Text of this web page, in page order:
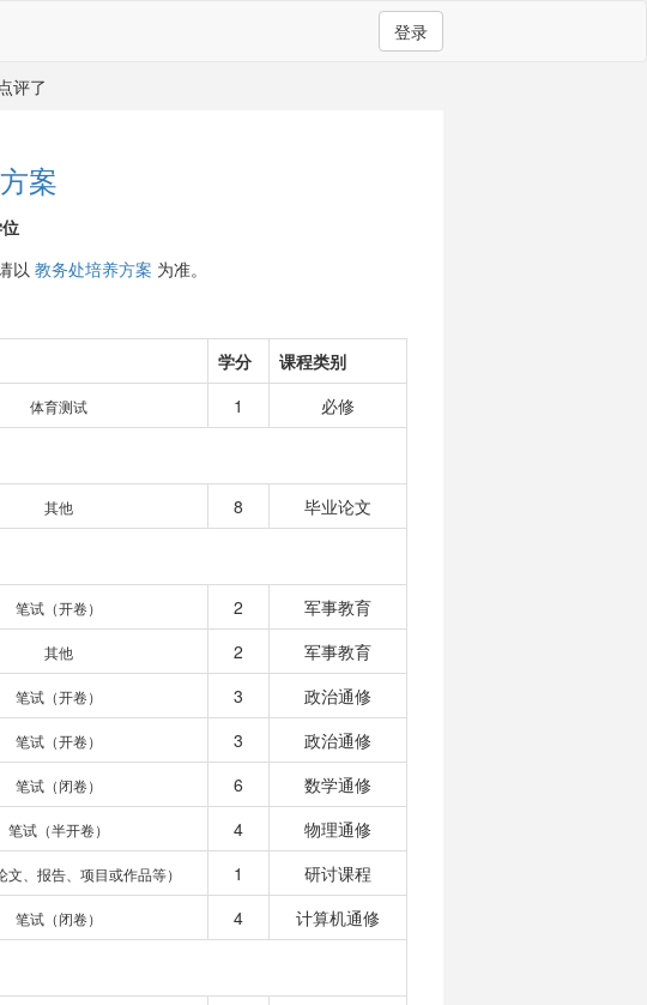
登录
评了
案
以 教务处培养方案 为准。
学分
课程类别
体育测试 1 必修
其他 8 毕业论文
笔试（开卷） 2
军事教育
其他 2
军事教育
笔试（开卷） 3
政治通修
笔试（开卷） 3
政治通修
笔试（闭卷） 6
数学通修
笔试（半开卷） 4
物理通修
文、报告、项目或作品等） 1
研讨课程
笔试（闭卷） 4 计算机通修